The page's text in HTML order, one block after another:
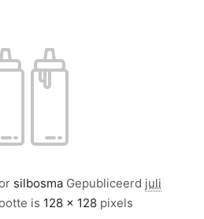
silbosma Gepubliceerd juli
is 128 × 128 pixels